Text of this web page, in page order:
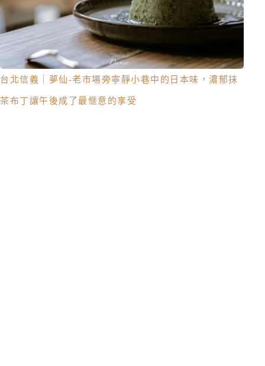
台北信義｜夢仙-老市場旁寧靜小巷中的日本味，濃郁抹
茶布丁讓午後成了最愜意的享受